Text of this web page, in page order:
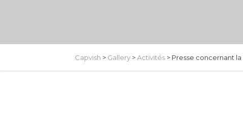
Capvish > Gallery >Activités > Presse concernant la